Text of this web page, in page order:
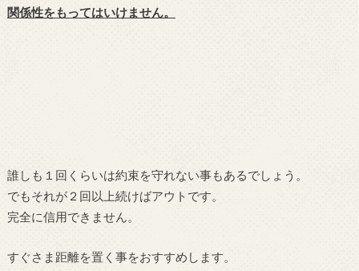
関係性をもってはいけません。
誰しも１回くらいは約束を守れない事もあるでしょう。
でもそれが２回以上続けばアウトです。
完全に信用できません。
すぐさま距離を置く事をおすすめします。